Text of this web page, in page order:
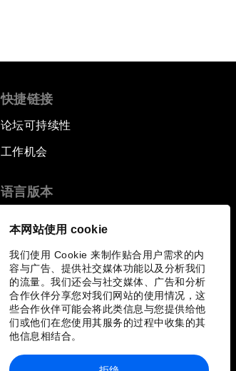
本网站使用 cookie
我们使用 Cookie 来制作贴合用户需求的内
容与广告、提供社交媒体功能以及分析我们
的流量。我们还会与社交媒体、广告和分析
合作伙伴分享您对我们网站的使用情况，这
些合作伙伴可能会将此类信息与您提供给他
们或他们在您使用其服务的过程中收集的其
他信息相结合。
快捷链接
论坛可持续性
工作机会
语言版本